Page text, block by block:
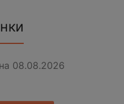
08.08.2026